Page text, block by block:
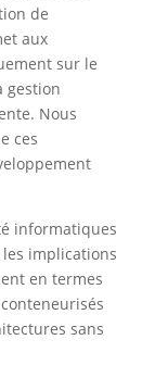
de
aux
sur le
gestion
Nous
ces
informatiques
implications
en termes
sans